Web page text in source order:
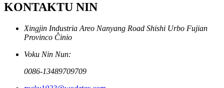
KONTAKTU NIN
Xingjin Industria Areo Nanyang Road Shishi Urbo Fujian
Provinco Ĉinio
Voku Nin Nun:
0086-13489709709